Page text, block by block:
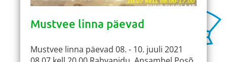
Mustvee linna päevad
Mustvee linna päevad 08. - 10. juuli 2021